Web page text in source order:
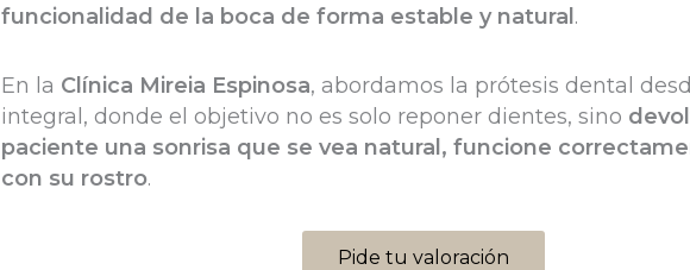
funcionalidad de la boca de forma estable y natural .
En la Clínica Mireia Espinosa, abordamos la prótesis dental
integral, donde el objetivo no es solo reponer dientes, sino
paciente una sonrisa que se vea natural, funcione
con su rostro.
Pide tu valoración